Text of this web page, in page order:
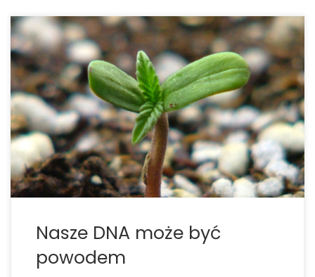
Nasze DNA może być powodem dlaczego cannabis
wpływa na każdego inaczej. Jest to pytanie, które
nęka spotkania towarzyskie osób palących od
niepamiętnych czasów: dlaczego niektórzy mogą
wypalić kilka jointów i nic im nie jest, podczas gdy
niektórzy po kilku buchach […]
Nasze DNA może być
powodem